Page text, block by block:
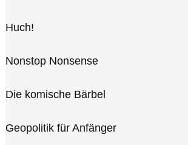
Huch!
Nonstop Nonsense
Die komische Bärbel
Geopolitik für Anfänger